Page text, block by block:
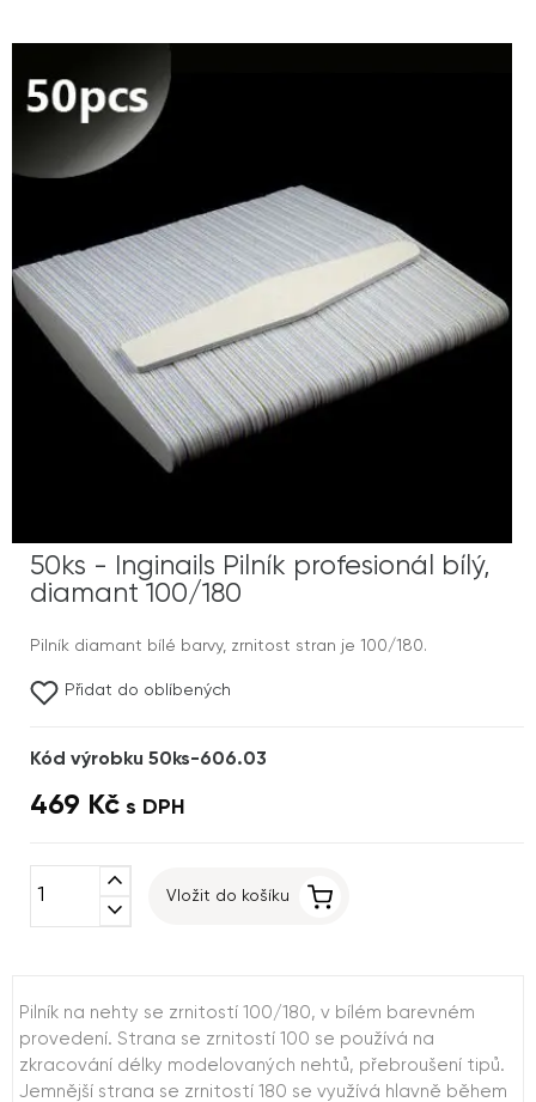
50ks - Inginails Pilník profesionál bílý,
diamant 100/180
Pilník diamant bílé barvy, zrnitost stran je 100/180.
Přidat do oblíbených
Kód výrobku 50ks-606.03
469 Kč s DPH
expand_less
expand_more
Vložit do košíku
Pilník na nehty se zrnitostí 100/180, v bílém barevném
provedení. Strana se zrnitostí 100 se používá na
zkracování délky modelovaných nehtů, přebroušení tipů.
Jemnější strana se zrnitostí 180 se využívá hlavně během